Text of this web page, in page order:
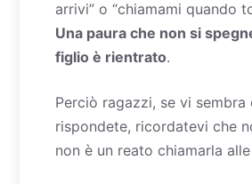
arrivi” o “chiamami quando
Una paura che non si
figlio è rientrato.
Perciò ragazzi, se vi
rispondete, ricordatevi che
non è un reato chiamarla